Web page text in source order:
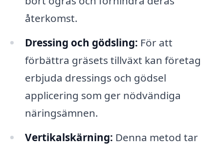
återkomst.
Dressing och gödsling: För att
förbättra gräsets tillväxt kan företag
erbjuda dressings och gödsel
applicering som ger nödvändiga
näringsämnen.
Vertikalskärning: Denna metod tar